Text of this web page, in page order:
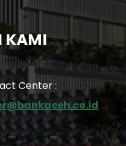
KAMI
Center :